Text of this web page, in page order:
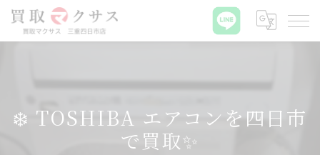
❄️ TOSHIBA エアコンを四日市
で買取✨